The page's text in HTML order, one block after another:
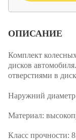
ОПИСАНИЕ
Комплект
дисков автомобиля.
отверстиями в
Наружний
Материал:
Класс прочности: